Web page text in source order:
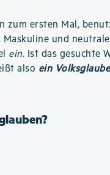
zum ersten Mal,
Maskuline und
ein. Ist das gesuchte
also ein